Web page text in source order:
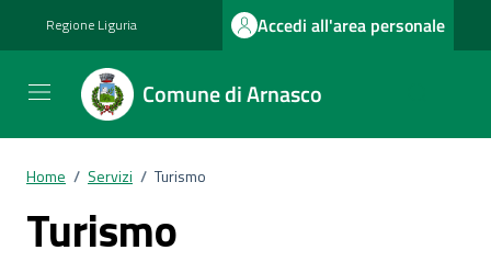
Regione Liguria Accedi all'area personale
Comune di Arnasco
Home / Servizi / Turismo
Turismo